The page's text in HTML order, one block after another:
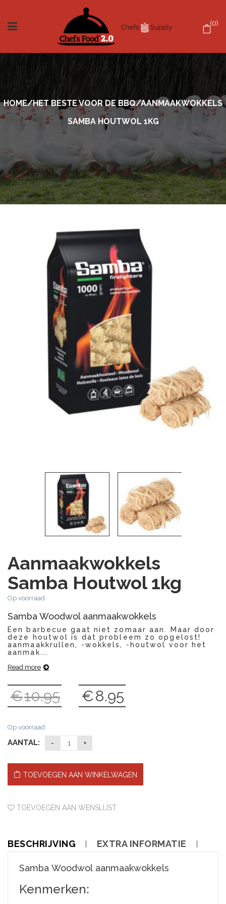
0
HOME/HET BESTE VOOR DE BBQ/AANMAAKWOKKELS
SAMBA HOUTWOL 1KG
Aanmaakwokkels
Samba Houtwol 1kg
Op voorraad
Samba Woodwol aanmaakwokkels
Een barbecue gaat niet zomaar aan. Maar door
deze houtwol is dat probleem zo opgelost!
aanmaakkrullen, -wokkels, -houtwol voor het
aanmak...
Read more
€10.95
Oorspronkelijke
prijs
€8.95
Op voorraad
AANTAL:
TOEVOEGEN AAN WINKELWAGEN
TOEVOEGEN AAN WENSLIJST
BESCHRIJVING EXTRA INFORMATIE
Samba Woodwol aanmaakwokkels
Kenmerken: